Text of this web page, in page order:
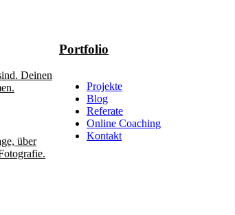
Deinen
über
Portfolio
Projekte
Blog
Referate
Online Coaching
Kontakt